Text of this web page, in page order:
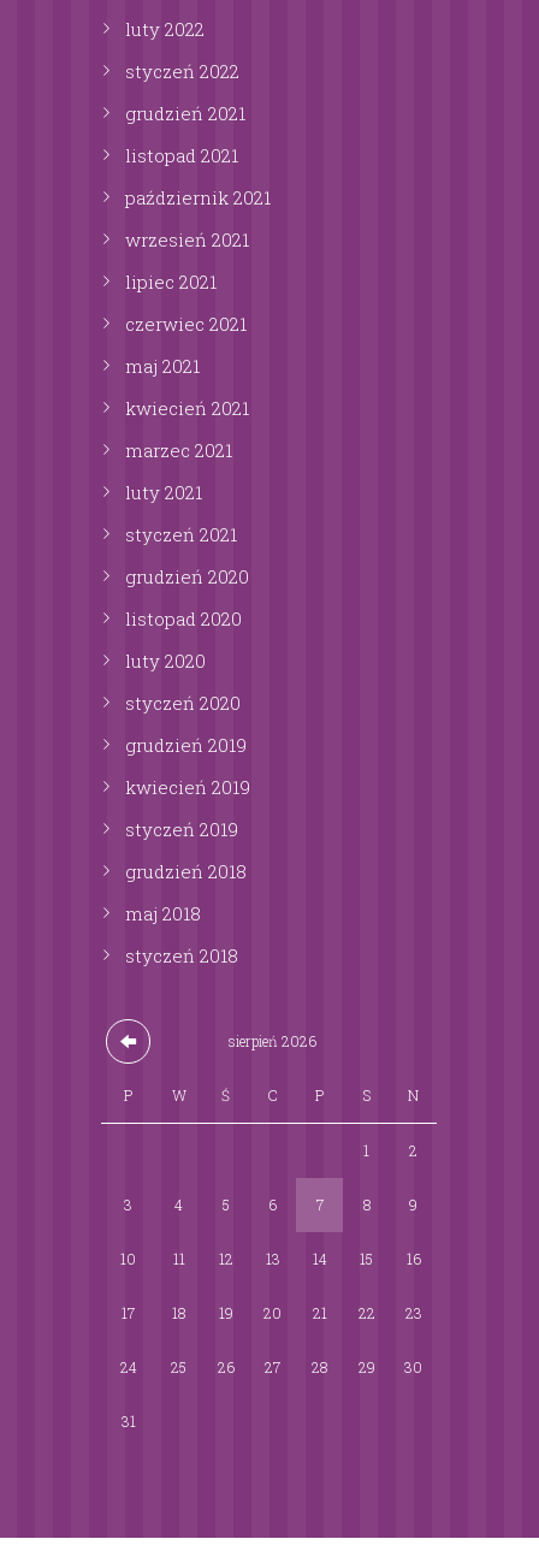
luty 2022
styczeń 2022
grudzień 2021
listopad 2021
październik 2021
wrzesień 2021
lipiec 2021
czerwiec 2021
maj 2021
kwiecień 2021
marzec 2021
luty 2021
styczeń 2021
grudzień 2020
listopad 2020
luty 2020
styczeń 2020
grudzień 2019
kwiecień 2019
styczeń 2019
grudzień 2018
maj 2018
styczeń 2018
sierpień 2026
P W Ś C P S N
1 2
3 4 5 6 7 8 9
10 11 12 13 14 15 16
17 18 19 20 21 22 23
24 25 26 27 28 29 30
31